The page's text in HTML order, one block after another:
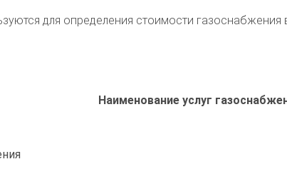
для определения стоимости газоснабжения
Наименование услуг